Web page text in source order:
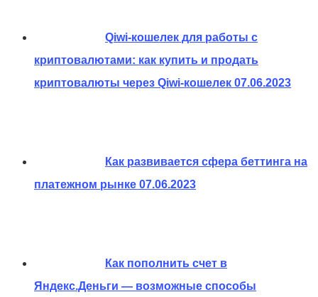
Qiwi-кошелек для работы с
криптовалютами: как купить и продать
криптовалюты через Qiwi-кошелек 07.06.2023
Как развивается сфера беттинга на
платежном рынке 07.06.2023
Как пополнить счет в
Яндекс.Деньги — возможные способы